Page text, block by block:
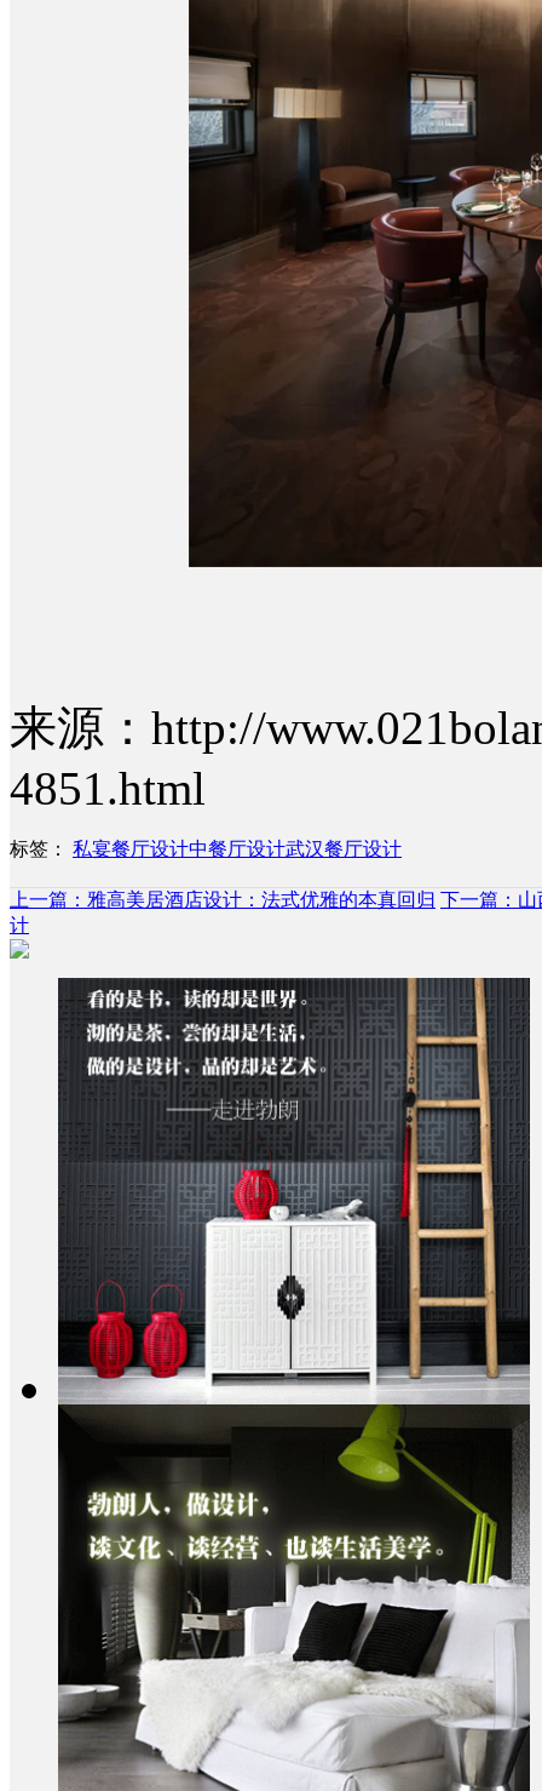
来源：http://
4851.html
标签： 私宴餐厅设计中餐厅设计武汉餐厅设计
上一篇：雅高美居酒店设计：法式优雅的本真回归 下一篇：
计